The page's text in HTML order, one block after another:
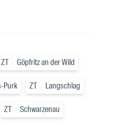
ZT Göpfritz an der Wild
Purk ZT Langschlag
ZT Schwarzenau